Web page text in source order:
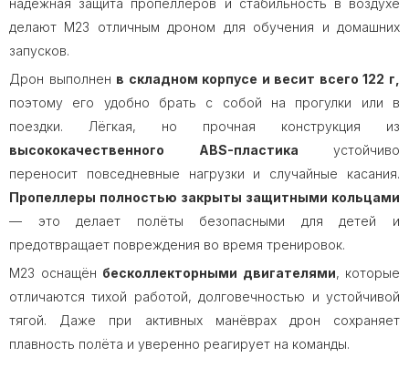
надёжная защита пропеллеров и стабильность в воздухе
делают M23 отличным дроном для обучения и домашних
запусков.
Дрон выполнен в складном корпусе и весит всего 122 г,
поэтому его удобно брать с собой на прогулки или в
поездки. Лёгкая, но прочная конструкция из
высококачественного ABS-пластика устойчиво
переносит повседневные нагрузки и случайные касания.
Пропеллеры полностью закрыты защитными кольцами
— это делает полёты безопасными для детей и
предотвращает повреждения во время тренировок.
M23 оснащён бесколлекторными двигателями, которые
отличаются тихой работой, долговечностью и устойчивой
тягой. Даже при активных манёврах дрон сохраняет
плавность полёта и уверенно реагирует на команды.